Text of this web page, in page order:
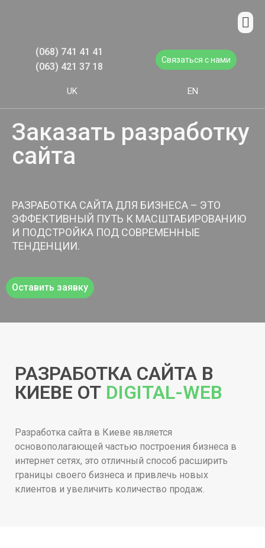
(068) 741 41 41
(063) 421 37 18
Связаться с нами
UK EN
Заказать разработку
сайта
РАЗРАБОТКА САЙТА ДЛЯ БИЗНЕСА – ЭТО
ЭФФЕКТИВНЫЙ ПУТЬ К МАСШТАБИРОВАНИЮ
И ПОДСТРОЙКА ПОД СОВРЕМЕННЫЕ
ТЕНДЕНЦИИ.
Оставить заявку
РАЗРАБОТКА САЙТА В
КИЕВЕ ОТ DIGITAL-WEB
Разработка сайта в Киеве является
основополагающей частью построения бизнеса в
интернет сетях, это отличный способ расширить
границы своего бизнеса и привлечь новых
клиентов и увеличить количество продаж.